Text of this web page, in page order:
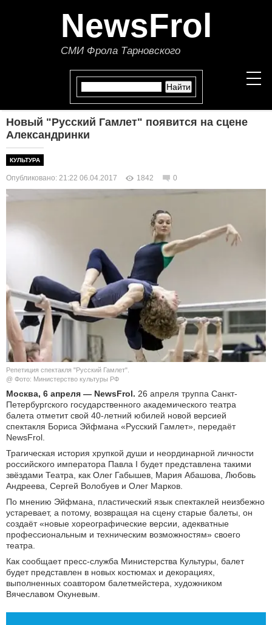
NewsFrol
СМИ Фрола Тарновского
ПОЛИТИКА
ЭКОНОМИКА
В МИРЕ
ОБЩЕСТВО
КУЛЬТУРА
НАУКА
СПОРТ
ШОУ-БИЗНЕС
АВТО И МОТО
ЭГОИЗМ
БЛОГ
Новый "Русский Гамлет" появится на сцене
Александринки
КУЛЬТУРА
Опубликовано: 21:22 06.04.2017 1842 0
Репетиция спектакля "Русский Гамлет".
@ Фото: Министерство культуры РФ
Москва, 6 апреля — NewsFrol. 26 апреля труппа Санкт-
Петербургского государственного академического театра
балета отметит свой 40-летний юбилей новой версией
спектакля Бориса Эйфмана «Русский Гамлет», передаёт
NewsFrol.
Трагическая история хрупкой души и неординарной личности
российского императора Павла I будет представлена такими
звёздами Театра, как Олег Габышев, Мария Абашова, Любовь
Андреева, Сергей Волобуев и Олег Марков.
По мнению Эйфмана, пластический язык спектаклей неизбежно
устаревает, а потому, возвращая на сцену старые балеты, он
создаёт «новые хореографические версии, адекватные
профессиональным и техническим возможностям» своего
театра.
Как сообщает пресс-служба Министерства Культуры, балет
будет представлен в новых костюмах и декорациях,
выполненных соавтором балетмейстера, художником
Вячеславом Окуневым.